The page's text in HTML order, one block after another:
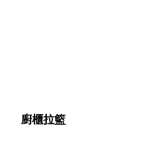
廚櫃拉籃